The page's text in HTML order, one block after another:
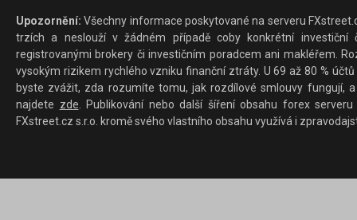
Upozornění: Všechny informace poskytované na serveru
trzích a neslouží v žádném případě coby konkrétní investiční
registrovanými brokery či investičním poradcem ani makléřem.
vysokým rizikem rychlého vzniku finanční ztráty. U 69 až 80 %
byste zvážit, zda rozumíte tomu, jak rozdílové smlouvy fungují,
najdete zde . Publikování nebo další šíření obsahu forex
FXstreet.cz s.r.o. kromě svého vlastního obsahu využívá i